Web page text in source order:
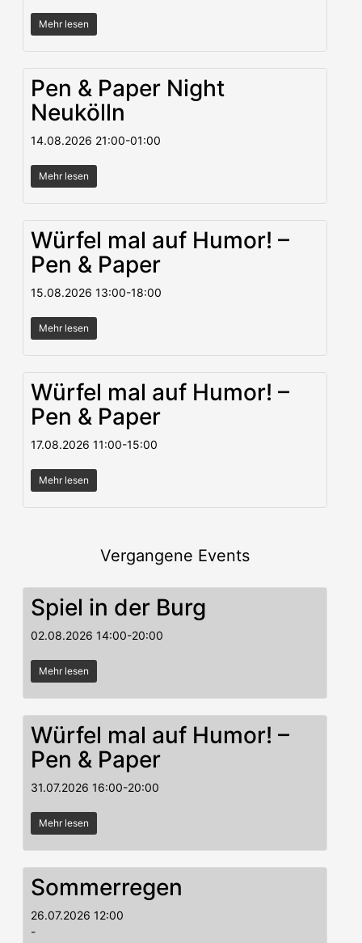
Mehr lesen
Pen & Paper Night
Neukölln
14.08.2026 21:00-01:00
Mehr lesen
Würfel mal auf Humor! –
Pen & Paper
15.08.2026 13:00-18:00
Mehr lesen
Würfel mal auf Humor! –
Pen & Paper
17.08.2026 11:00-15:00
Mehr lesen
Vergangene Events
Spiel in der Burg
02.08.2026 14:00-20:00
Mehr lesen
Würfel mal auf Humor! –
Pen & Paper
31.07.2026 16:00-20:00
Mehr lesen
Sommerregen
26.07.2026 12:00
-